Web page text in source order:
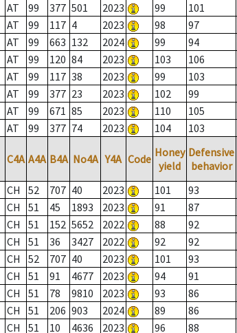
AT 99 377 501 2023 99 101
AT 99 117 4 2023 98 97
AT 99 663 132 2024 99 94
AT 99 120 84 2023 103 106
AT 99 117 38 2023 99 103
AT 99 377 23 2023 102 99
AT 99 671 85 2023 110 105
AT 99 377 74 2023 104 103
C4A A4A B4A No4A Y4A Code Honey
yield
Defensive
behavior
CH 52 707 40 2023 101 93
CH 51 45 1893 2023 91 87
CH 51 152 5652 2022 88 92
CH 51 36 3427 2022 92 92
CH 52 707 40 2023 101 93
CH 51 91 4677 2023 94 91
CH 51 78 9810 2023 93 86
CH 51 206 903 2024 89 86
CH 51 10 4636 2023 96 88